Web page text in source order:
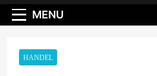
MENU
HANDEL